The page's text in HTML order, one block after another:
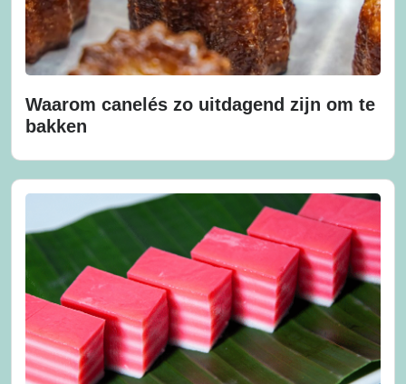
Waarom canelés zo uitdagend zijn om te
bakken